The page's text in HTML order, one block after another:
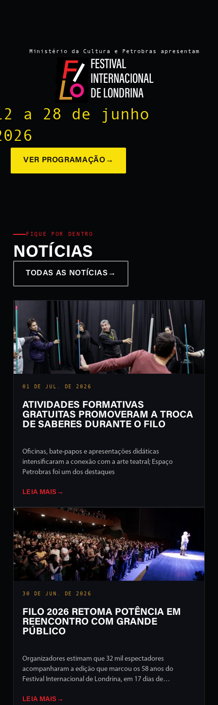
Ministério da Cultura e Petrobras apresentam
FESTIVAL
INTERNACIONAL
DE LONDRINA
a 28 de junho
VER PROGRAMAÇÃO →
FIQUE POR DENTRO
NOTÍCIAS
TODAS AS NOTÍCIAS →
01 DE JUL. DE 2026
ATIVIDADES FORMATIVAS
GRATUITAS PROMOVERAM A TROCA
DE SABERES DURANTE O FILO
Oficinas, bate-papos e apresentações didáticas
intensificaram a conexão com a arte teatral; Espaço
Petrobras foi um dos destaques
LEIA MAIS →
30 DE JUN. DE 2026
FILO 2026 RETOMA POTÊNCIA EM
REENCONTRO COM GRANDE
PÚBLICO
Organizadores estimam que 32 mil espectadores
acompanharam a edição que marcou os 58 anos do
Festival Internacional de Londrina, em 17 dias de
LEIA MAIS →